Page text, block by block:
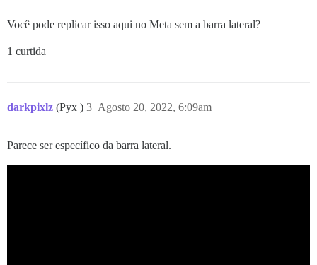
Você pode replicar isso aqui no Meta sem a barra lateral?
1 curtida
darkpixlz (Pyx ) Agosto 20, 2022, 6:09am
3
Parece ser específico da barra lateral.